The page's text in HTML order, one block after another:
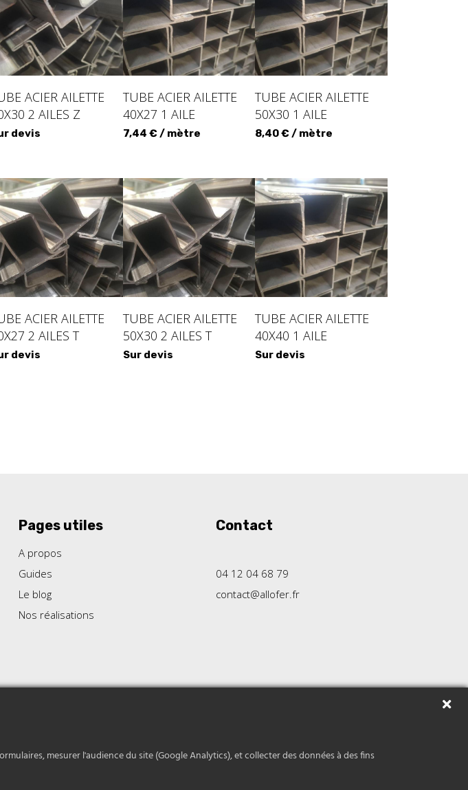
ACIER AILETTE
2 AILES Z
devis
TUBE ACIER AILETTE
40X27 1 AILE
7,44 € / mètre
TUBE ACIER AILETTE
50X30 1 AILE
8,40 € / mètre
ACIER AILETTE
2 AILES T
devis
TUBE ACIER AILETTE
50X30 2 AILES T
Sur devis
TUBE ACIER AILETTE
40X40 1 AILE
Sur devis
Pages utiles
A propos
Guides
Le blog
Nos réalisations
Contact
04 12 04 68 79
contact@allofer.fr
mesurer l'audience du site (Google Analytics), et collecter des données à des fins